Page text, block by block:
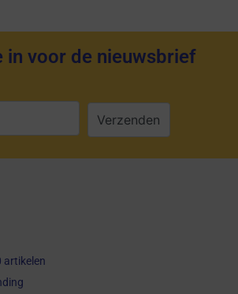
in voor de nieuwsbrief
artikelen